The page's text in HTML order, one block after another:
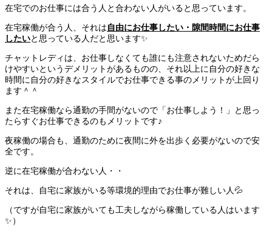
在宅でのお仕事には合う人と合わない人がいると思っています。
在宅稼働が合う人、それは自由にお仕事したい・隙間時間にお仕事
したいと思っている人だと思います✨
チャットレディは、お仕事しなくても誰にも注意されないためだら
けやすいというデメリットがあるものの、それ以上に自分の好きな
時間に自分の好きなスタイルでお仕事できる事のメリットが上回り
ます＾＾
また在宅稼働なら通勤の手間がないので「お仕事しよう！」と思っ
たらすぐお仕事できるのもメリットです♪
夜稼働の場合も、通勤のために夜間に外を出歩く必要がないので安
全です。
逆に在宅稼働が合わない人・・
それは、自宅に家族がいる等環境的理由でお仕事が難しい人💦
（ですが自宅に家族がいても工夫しながら稼働している人はいます
✨）